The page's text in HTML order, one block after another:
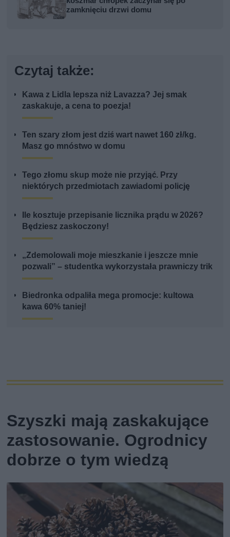
zamknięciu drzwi domu
Czytaj także:
Kawa z Lidla lepsza niż Lavazza? Jej smak
zaskakuje, a cena to poezja!
Ten szary złom jest dziś wart nawet 160 zł/kg.
Masz go mnóstwo w domu
Tego złomu skup może nie przyjąć. Przy
niektórych przedmiotach zawiadomi policję
Ile kosztuje przepisanie licznika prądu w 2026?
Będziesz zaskoczony!
„Zdemolowali moje mieszkanie i jeszcze mnie
pozwali” – studentka wykorzystała prawniczy trik
Biedronka odpaliła mega promocje: kultowa
kawa 60% taniej!
Szyszki mają zaskakujące
zastosowanie. Ogrodnicy
dobrze o tym wiedzą